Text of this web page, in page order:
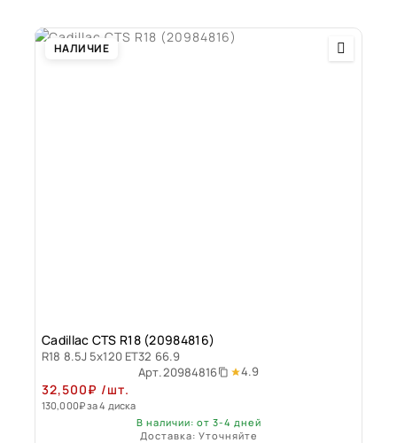
НАЛИЧИЕ
Cadillac CTS R18 (20984816)
R18 8.5J 5x120 ET32 66.9
Арт.20984816 4.9
32,500₽ /шт.
130,000₽за 4 диска
В наличии: от 3-4 дней
Доставка: Уточняйте